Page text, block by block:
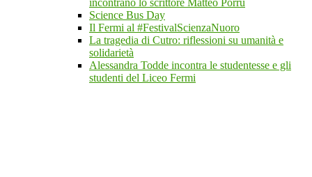
incontrano lo scrittore Matteo Porru
Science Bus Day
Il Fermi al #FestivalScienzaNuoro
La tragedia di Cutro: riflessioni su umanità e
solidarietà
Alessandra Todde incontra le studentesse e gli
studenti del Liceo Fermi